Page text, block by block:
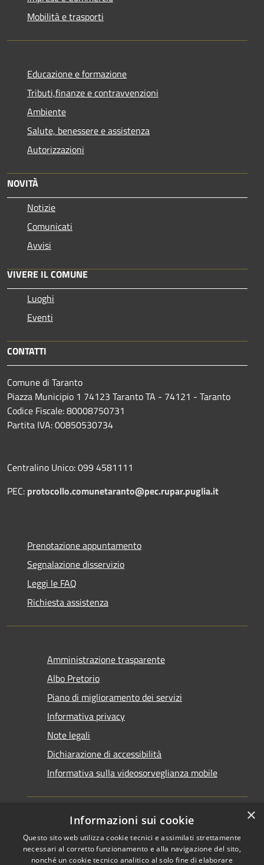
Mobilità e trasporti
Educazione e formazione
Tributi,finanze e contravvenzioni
Ambiente
Salute, benessere e assistenza
Autorizzazioni
NOVITÀ
Notizie
Comunicati
Avvisi
VIVERE IL COMUNE
Luoghi
Eventi
CONTATTI
Comune di Taranto
Piazza Municipio 1 74123 Taranto TA - 74121 - Taranto
Codice Fiscale: 80008750731
Partita IVA: 00850530734
Centralino Unico: 099 4581111
PEC: protocollo.comunetaranto@pec.rupar.puglia.it
Prenotazione appuntamento
Segnalazione disservizio
Leggi le FAQ
Richiesta assistenza
Amministrazione trasparente
Albo Pretorio
Piano di miglioramento dei servizi
Informativa privacy
Note legali
Dichiarazione di accessibilità
Informativa sulla videosorveglianza mobile
RSS
Accessibilità
Copyright © 2026 • Comune di
Taranto • Powered by
×
Informazioni sui cookie
Questo sito web utilizza cookie tecnici e assimilati strettamente
necessari al corretto funzionamento e alla navigazione del sito,
nonché un cookie tecnico analitico al solo fine di elaborare